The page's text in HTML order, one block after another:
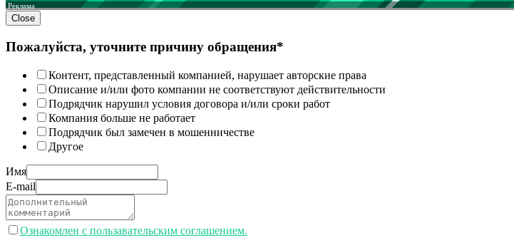
Реклама
Close
Пожалуйста, уточните причину обращения*
Контент, представленный компанией, нарушает авторские права
Описание и/или фото компании не соответствуют действительности
Подрядчик нарушил условия договора и/или сроки работ
Компания больше не работает
Подрядчик был замечен в мошенничестве
Другое
Имя
E-mail
Ознакомлен с пользавательским соглашением.